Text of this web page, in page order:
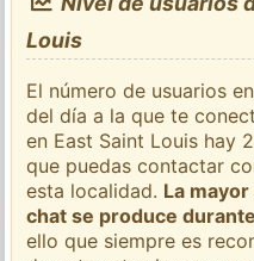
Louis
El número de usuarios
del día a la que te
en East Saint Louis hay
que puedas contactar
esta localidad. La
chat se produce
ello que siempre es